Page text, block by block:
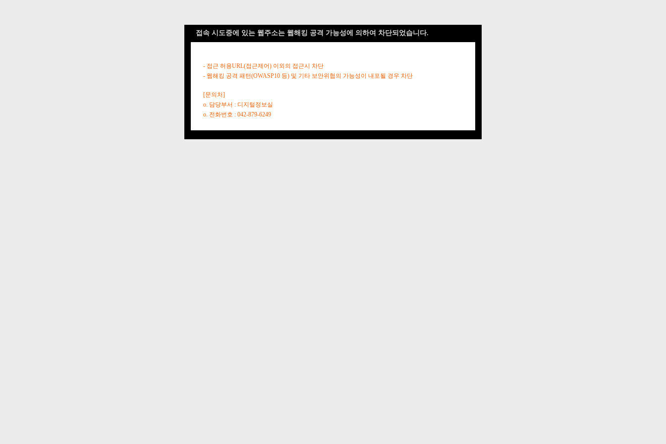
접속 시도중에 있는 웹주소는 웹해킹 공격 가능성에 의하여 차단되었습니다.
- 접근 허용URL(접근제어) 이외의 접근시 차단
- 웹해킹 공격 패턴(OWASP10 등) 및 기타 보안위협의 가능성이 내포될 경우 차단
[문의처]
o. 담당부서 : 디지털정보실
o. 전화번호 : 042-879-6249